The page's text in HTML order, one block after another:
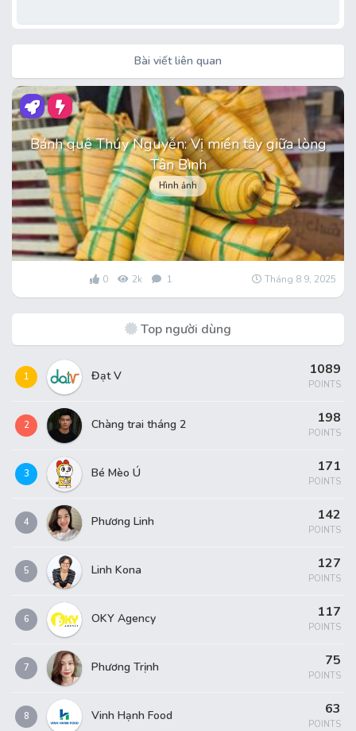
Bài viết liên quan
Bánh quê Thúy Nguyễn: Vị miền tây giữa lòng
Tân Bình
Hình ảnh
0 2k 1 Tháng 8 9, 2025
Top người dùng
1 Đạt V 1089
POINTS
2 Chàng trai tháng 2 198
POINTS
3 Bé Mèo Ú 171
POINTS
4 Phương Linh 142
POINTS
5 Linh Kona 127
POINTS
6 OKY Agency 117
POINTS
7 Phương Trịnh 75
POINTS
8 Vinh Hạnh Food 63
POINTS